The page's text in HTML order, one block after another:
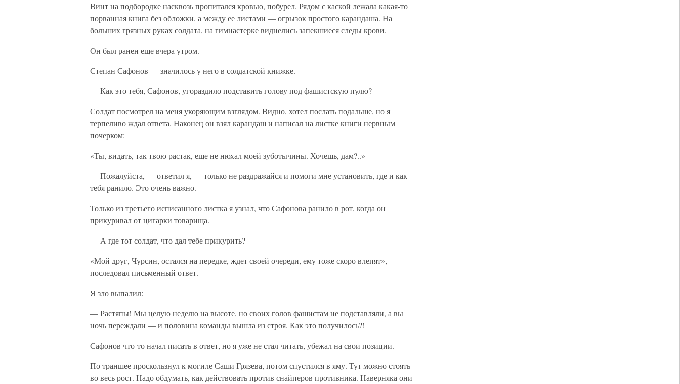
Винт на подбородке насквозь пропитался кровью, побурел. Рядом с каской лежала какая-то
порванная книга без обложки, а между ее листами — огрызок простого карандаша. На
больших грязных руках солдата, на гимнастерке виднелись запекшиеся следы крови.
Он был ранен еще вчера утром.
Степан Сафонов — значилось у него в солдатской книжке.
— Как это тебя, Сафонов, угораздило подставить голову под фашистскую пулю?
Солдат посмотрел на меня укоряющим взглядом. Видно, хотел послать подальше, но я
терпеливо ждал ответа. Наконец он взял карандаш и написал на листке книги нервным
почерком:
«Ты, видать, так твою растак, еще не нюхал моей зуботычины. Хочешь, дам?..»
— Пожалуйста, — ответил я, — только не раздражайся и помоги мне установить, где и как
тебя ранило. Это очень важно.
Только из третьего исписанного листка я узнал, что Сафонова ранило в рот, когда он
прикуривал от цигарки товарища.
— А где тот солдат, что дал тебе прикурить?
«Мой друг, Чурсин, остался на передке, ждет своей очереди, ему тоже скоро влепят», —
последовал письменный ответ.
Я зло выпалил:
— Растяпы! Мы целую неделю на высоте, но своих голов фашистам не подставляли, а вы
ночь переждали — и половина команды вышла из строя. Как это получилось?!
Сафонов что-то начал писать в ответ, но я уже не стал читать, убежал на свои позиции.
По траншее проскользнул к могиле Саши Грязева, потом спустился в яму. Тут можно стоять
во весь рост. Надо обдумать, как действовать против снайперов противника. Наверняка они